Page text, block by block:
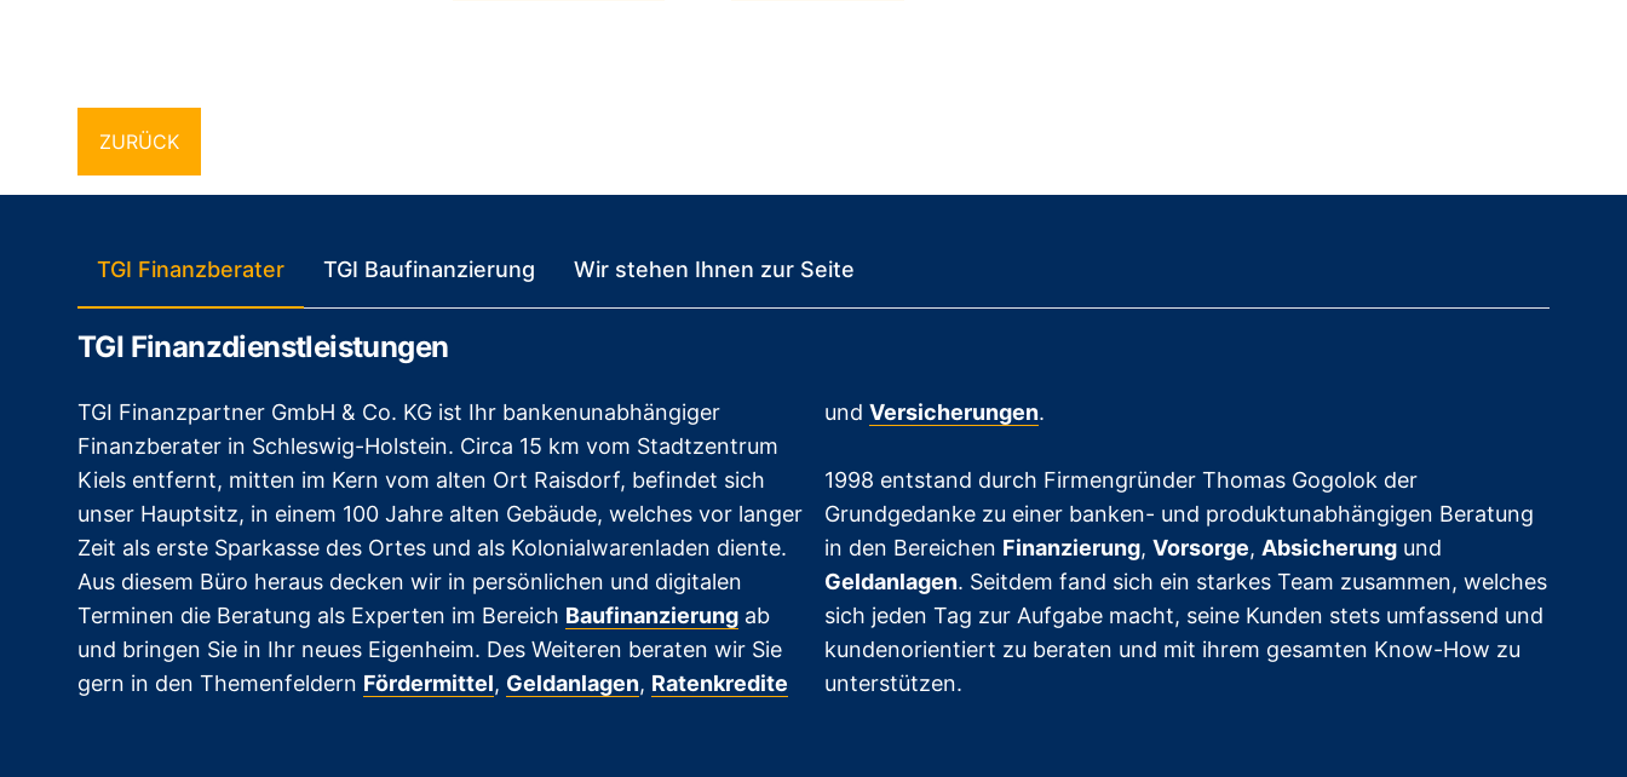
ZURÜCK
TGI Finanzberater TGI Baufinanzierung Wir stehen Ihnen zur Seite
TGI Finanzdienstleistungen
TGI Finanzpartner GmbH & Co. KG ist Ihr bankenunabhängiger
Finanzberater in Schleswig-Holstein. Circa 15 km vom Stadtzentrum
Kiels entfernt, mitten im Kern vom alten Ort Raisdorf, befindet sich
unser Hauptsitz, in einem 100 Jahre alten Gebäude, welches vor langer
Zeit als erste Sparkasse des Ortes und als Kolonialwarenladen diente.
Aus diesem Büro heraus decken wir in persönlichen und digitalen
Terminen die Beratung als Experten im Bereich Baufinanzierung ab
und bringen Sie in Ihr neues Eigenheim. Des Weiteren beraten wir Sie
gern in den Themenfeldern Fördermittel, Geldanlagen, Ratenkredite
und Versicherungen.
1998 entstand durch Firmengründer Thomas Gogolok der
Grundgedanke zu einer banken- und produktunabhängigen Beratung
in den Bereichen Finanzierung, Vorsorge, Absicherung und
Geldanlagen. Seitdem fand sich ein starkes Team zusammen, welches
sich jeden Tag zur Aufgabe macht, seine Kunden stets umfassend und
kundenorientiert zu beraten und mit ihrem gesamten Know-How zu
unterstützen.